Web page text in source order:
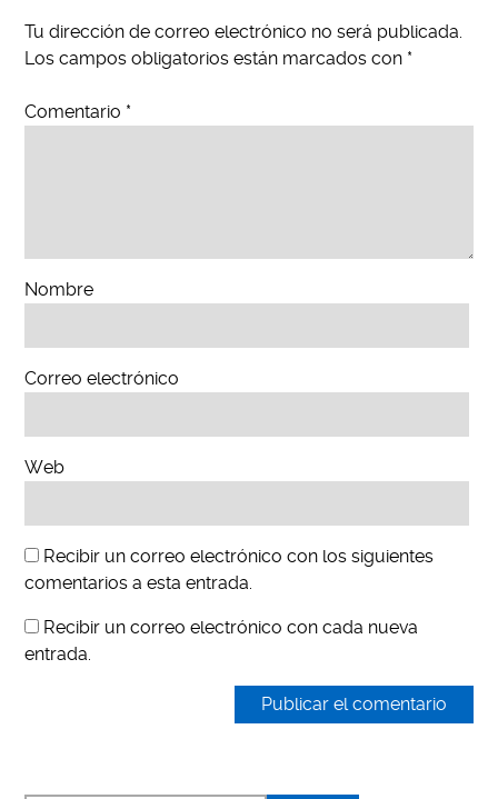
Tu dirección de correo electrónico no será publicada.
Los campos obligatorios están marcados con *
Comentario *
Nombre
Correo electrónico
Web
Recibir un correo electrónico con los siguientes
comentarios a esta entrada.
Recibir un correo electrónico con cada nueva
entrada.